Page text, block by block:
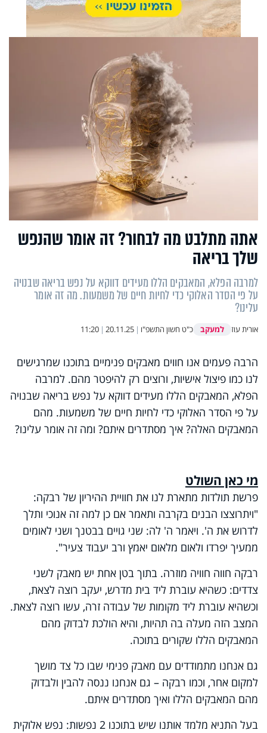
אתה מתלבט מה לבחור? זה אומר שהנפש
שלך בריאה
למרבה הפלא, המאבקים הללו מעידים דווקא על נפש בריאה שבנויה
על פי הסדר האלוקי כדי לחיות חיים של משמעות. מה זה אומר
עלינו?
אורית עוז למעקב כ"ט חשון התשפ"ו |
20.11.25
|
11:20
הרבה פעמים אנו חווים מאבקים פנימיים בתוכנו שמרגישים
לנו כמו פיצול אישיות, ורוצים רק להיפטר מהם. למרבה
הפלא, המאבקים הללו מעידים דווקא על נפש בריאה שבנויה
על פי הסדר האלוקי כדי לחיות חיים של משמעות. מהם
המאבקים האלה? איך מסתדרים איתם? ומה זה אומר עלינו?
מי כאן השולט
פרשת תולדות מתארת לנו את חוויית ההיריון של רבקה:
"ויתרוצצו הבנים בקרבה ותאמר אם כן למה זה אנוכי ותלך
לדרוש את ה'. ויאמר ה' לה: שני גויים בבטנך ושני לאומים
ממעיך יפרדו ולאום מלאום יאמץ ורב יעבוד צעיר".
רבקה חווה חוויה מוזרה. בתוך בטן אחת יש מאבק לשני
צדדים: כשהיא עוברת ליד בית מדרש, יעקב רוצה לצאת,
וכשהיא עוברת ליד מקומות של עבודה זרה, עשו רוצה לצאת.
המצב הזה מעלה בה תהיות, והיא הולכת לבדוק מהם
המאבקים הללו שקורים בתוכה.
גם אנחנו מתמודדים עם מאבק פנימי שבו כל צד מושך
למקום אחר, וכמו רבקה – גם אנחנו ננסה להבין ולבדוק
מהם המאבקים הללו ואיך מסתדרים איתם.
בעל התניא מלמד אותנו שיש בתוכנו 2 נפשות: נפש אלוקית